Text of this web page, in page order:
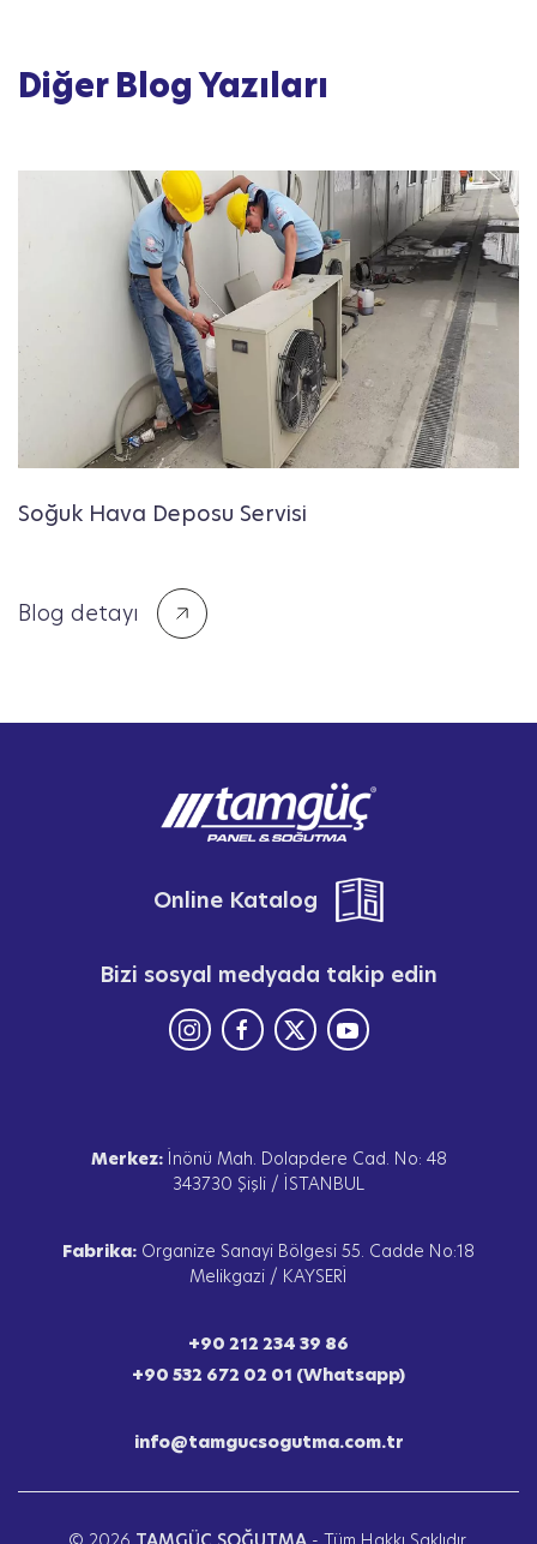
Diğer Blog Yazıları
Soğuk Hava Deposu Servisi​
Blog detayı
Online Katalog
Bizi sosyal medyada takip edin
Merkez:İnönü Mah. Dolapdere Cad. No: 48
343730 Şişli / İSTANBUL
Fabrika: Organize Sanayi Bölgesi 55. Cadde No:18
Melikgazi / KAYSERİ
+90 212 234 39 86
+90 532 672 02 01 (Whatsapp)
info@tamgucsogutma.com.tr